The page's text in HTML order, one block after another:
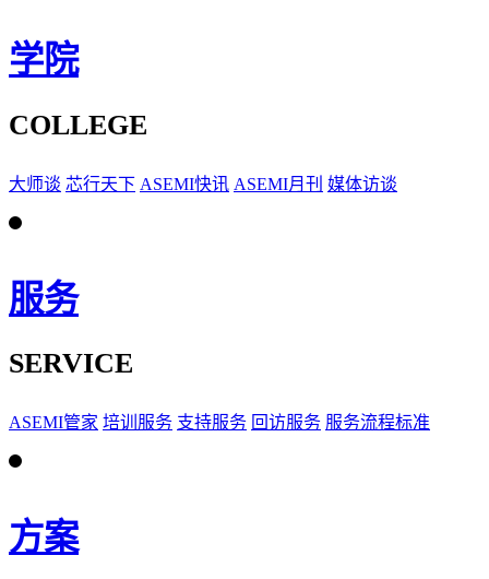
学院
COLLEGE
大师谈 芯行天下 ASEMI快讯 ASEMI月刊 媒体访谈
服务
SERVICE
ASEMI管家 培训服务 支持服务 回访服务 服务流程标准
方案